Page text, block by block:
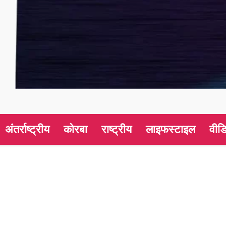
अंतर्राष्ट्रीय कोरबा राष्ट्रीय लाइफस्टाइल